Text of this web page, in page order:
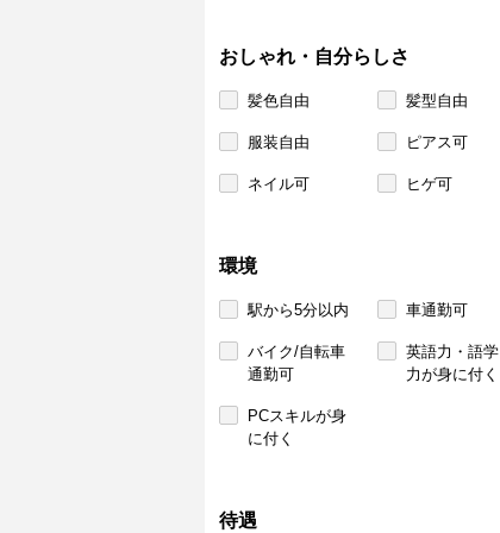
おしゃれ・自分らしさ
髪色自由 髪型自由
服装自由 ピアス可
ネイル可 ヒゲ可
環境
駅から5分以内 車通勤可
バイク/自転車
通勤可
英語力・語学
力が身に付く
PCスキルが身
に付く
待遇